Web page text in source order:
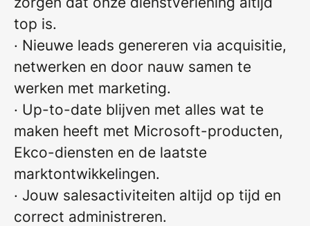
top is.
· Nieuwe leads genereren via acquisitie,
netwerken en door nauw samen te
werken met marketing.
· Up-to-date blijven met alles wat te
maken heeft met Microsoft-producten,
Ekco-diensten en de laatste
marktontwikkelingen.
· Jouw salesactiviteiten altijd op tijd en
correct administreren.